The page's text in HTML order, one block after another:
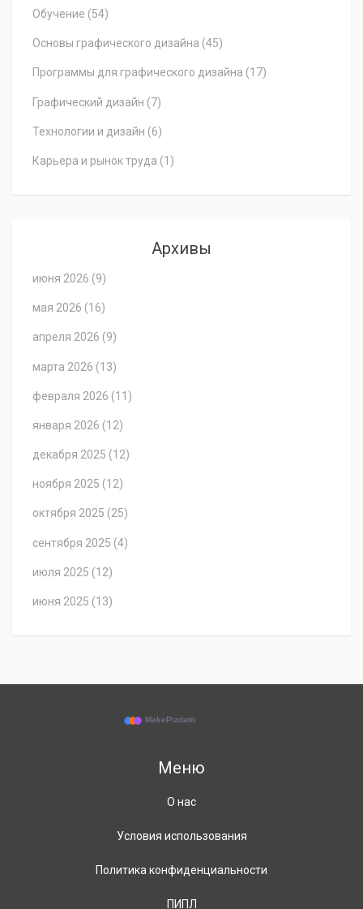
Обучение (54)
Основы графического дизайна (45)
Программы для графического дизайна (17)
Графический дизайн (7)
Технологии и дизайн (6)
Карьера и рынок труда (1)
Архивы
июня 2026 (9)
мая 2026 (16)
апреля 2026 (9)
марта 2026 (13)
февраля 2026 (11)
января 2026 (12)
декабря 2025 (12)
ноября 2025 (12)
октября 2025 (25)
сентября 2025 (4)
июля 2025 (12)
июня 2025 (13)
Меню
О нас
Условия использования
Политика конфиденциальности
ПИПЛ